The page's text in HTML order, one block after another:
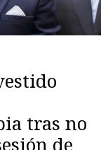
tras no
de